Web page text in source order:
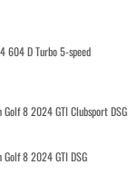
604 D Turbo 5-speed
8 2024 GTI Clubsport DSG
8 2024 GTI DSG